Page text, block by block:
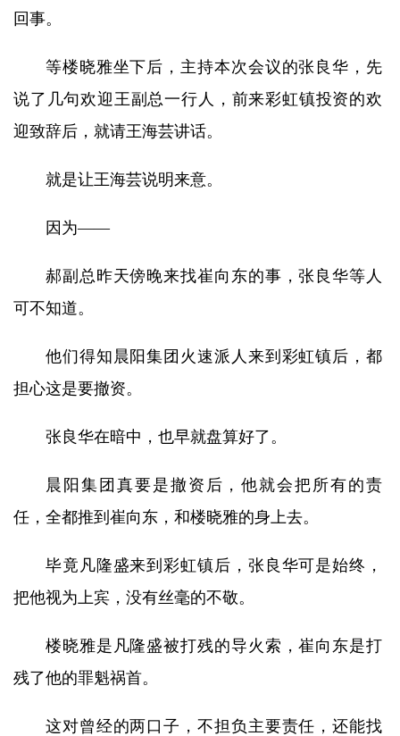
回事。
等楼晓雅坐下后，主持本次会议的张良华，先
说了几句欢迎王副总一行人，前来彩虹镇投资的欢
迎致辞后，就请王海芸讲话。
就是让王海芸说明来意。
因为——
郝副总昨天傍晚来找崔向东的事，张良华等人
可不知道。
他们得知晨阳集团火速派人来到彩虹镇后，都
担心这是要撤资。
张良华在暗中，也早就盘算好了。
晨阳集团真要是撤资后，他就会把所有的责
任，全都推到崔向东，和楼晓雅的身上去。
毕竟凡隆盛来到彩虹镇后，张良华可是始终，
把他视为上宾，没有丝毫的不敬。
楼晓雅是凡隆盛被打残的导火索，崔向东是打
残了他的罪魁祸首。
这对曾经的两口子，不担负主要责任，还能找